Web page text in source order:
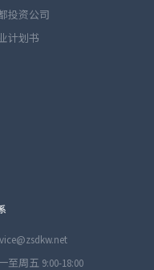
投资公司
计划书
至周五 9:00-18:00